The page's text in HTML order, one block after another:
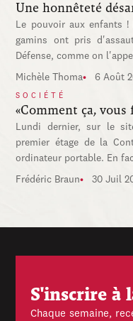
Une honnêteté
Le pouvoir aux enfants !
gamins ont pris
Défense, comme on
Michèle Thoma 6 Août
SOCIÉTÉ
«Comment ça, vous
Lundi dernier, sur le
premier étage de la
ordinateur portable. En
Frédéric Braun 30 Juil
S'inscrire à
Chaque semaine,